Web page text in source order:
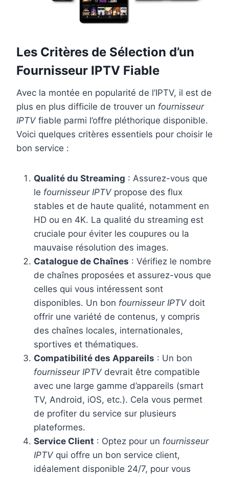
Les Critères de Sélection d’un
Fournisseur IPTV Fiable
Avec la montée en popularité de l’IPTV, il est de
plus en plus difficile de trouver un fournisseur
IPTV fiable parmi l’offre pléthorique disponible.
Voici quelques critères essentiels pour choisir le
bon service :
Qualité du Streaming : Assurez-vous que
le fournisseur IPTV propose des flux
stables et de haute qualité, notamment en
HD ou en 4K. La qualité du streaming est
cruciale pour éviter les coupures ou la
mauvaise résolution des images.
Catalogue de Chaînes : Vérifiez le nombre
de chaînes proposées et assurez-vous que
celles qui vous intéressent sont
disponibles. Un bon fournisseur IPTV doit
offrir une variété de contenus, y compris
des chaînes locales, internationales,
sportives et thématiques.
Compatibilité des Appareils : Un bon
fournisseur IPTV devrait être compatible
avec une large gamme d’appareils (smart
TV, Android, iOS, etc.). Cela vous permet
de profiter du service sur plusieurs
plateformes.
Service Client : Optez pour un fournisseur
IPTV qui offre un bon service client,
idéalement disponible 24/7, pour vous